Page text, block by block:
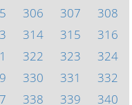
306 307
308
314 315
316
322 323
324
330 331
332
338 339 340